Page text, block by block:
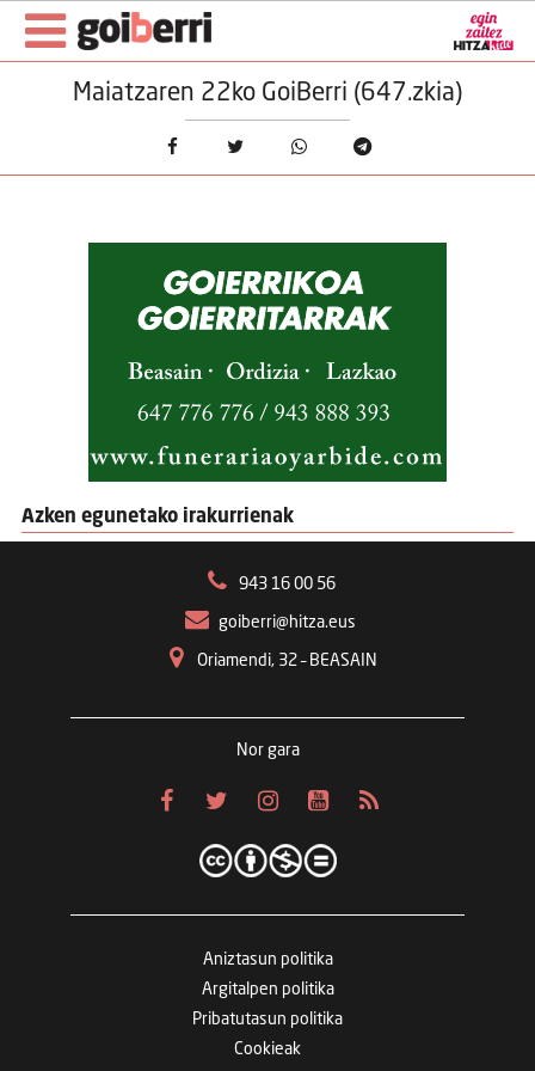
Maiatzaren 22ko GoiBerri (647.zkia)
Azken egunetako irakurrienak
943 16 00 56
goiberri@hitza.eus
Oriamendi, 32 – BEASAIN
Nor gara
Aniztasun politika
Argitalpen politika
Pribatutasun politika
Cookieak